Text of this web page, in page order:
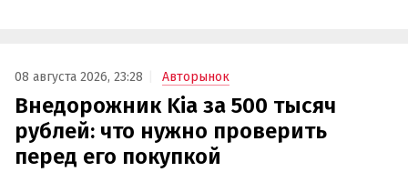
08 августа 2026, 23:28 Авторынок
Внедорожник Kia за 500 тысяч
рублей: что нужно проверить
перед его покупкой